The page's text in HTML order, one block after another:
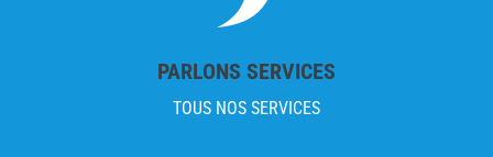
PARLONS SERVICES
TOUS NOS SERVICES